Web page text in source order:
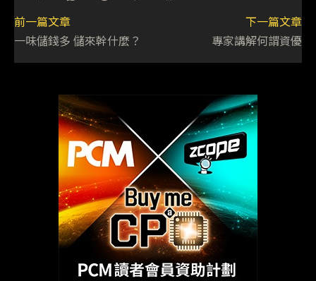
前一篇文章
一味儲錢多 儲來幹什麼？
下一篇文章
專家講解何謂資優